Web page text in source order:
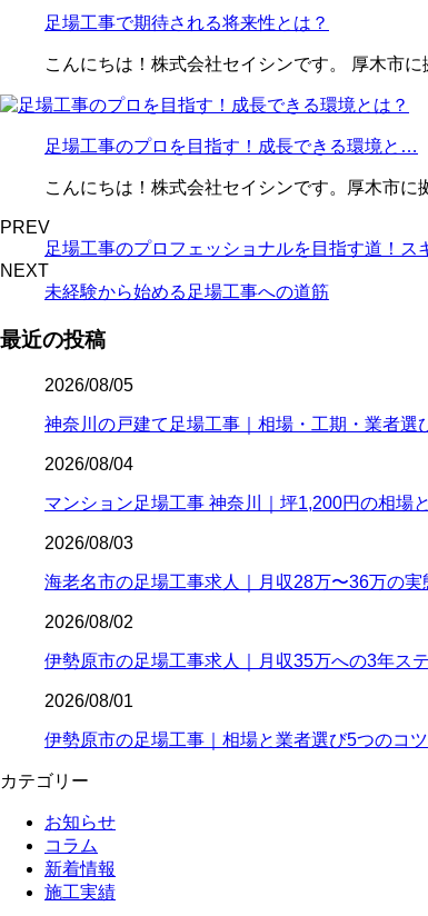
足場工事で期待される将来性とは？
こんにちは！株式会社セイシンです。 厚木市
足場工事のプロを目指す！成長できる環境と…
こんにちは！株式会社セイシンです。厚木市
PREV
足場工事のプロフェッショナルを目指す道！ス
NEXT
未経験から始める足場工事への道筋
最近の投稿
2026/08/05
神奈川の戸建て足場工事｜相場・工期・業者選
2026/08/04
マンション足場工事 神奈川｜坪1,200円の相場
2026/08/03
海老名市の足場工事求人｜月収28万〜36万の
2026/08/02
伊勢原市の足場工事求人｜月収35万への3年ス
2026/08/01
伊勢原市の足場工事｜相場と業者選び5つのコツ
カテゴリー
お知らせ
コラム
新着情報
施工実績